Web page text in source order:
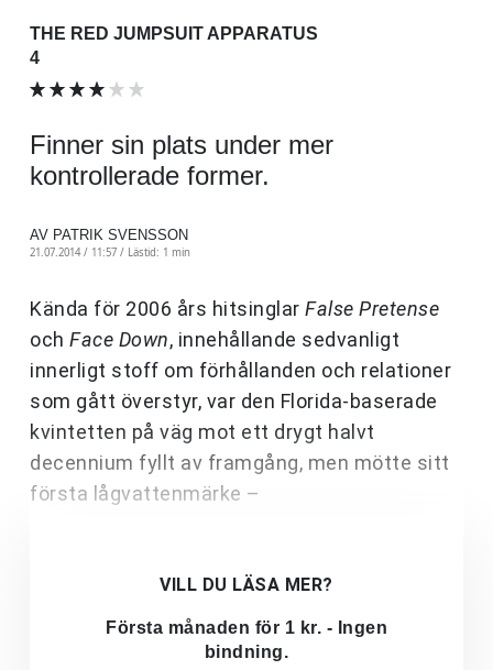
THE RED JUMPSUIT APPARATUS
4
Finner sin plats under mer
kontrollerade former.
AV PATRIK SVENSSON
21.07.2014 / 11:57 / Lästid: 1 min
Kända för 2006 års hitsinglar False Pretense
och Face Down, innehållande sedvanligt
innerligt stoff om förhållanden och relationer
som gått överstyr, var den Florida-baserade
kvintetten på väg mot ett drygt halvt
decennium fyllt av framgång, men mötte sitt
första lågvattenmärke –
VILL DU LÄSA MER?
Första månaden för 1 kr. - Ingen
bindning.